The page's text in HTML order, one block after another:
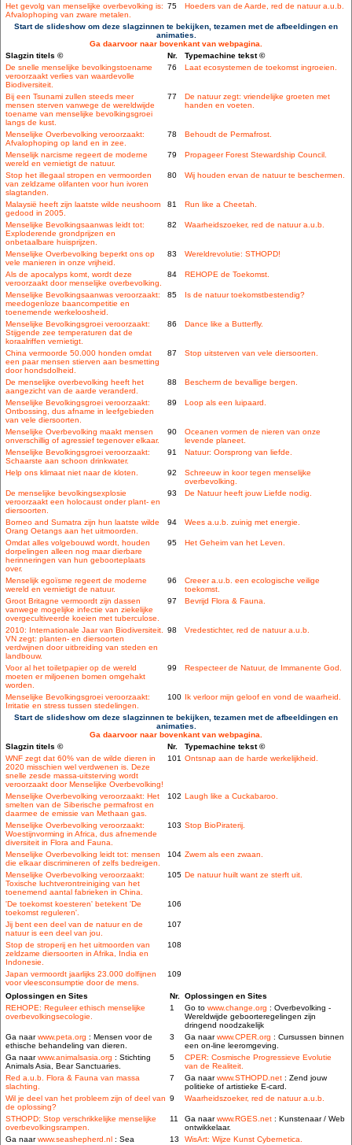
Het gevolg van menselijke overbevolking is:
Afvalophoping van zware metalen.
75 Hoeders van de Aarde, red de natuur a.u.b.
Start de slideshow om deze slagzinnen te bekijken, tezamen met de afbeeldingen en
animaties.
Ga daarvoor naar bovenkant van webpagina.
Slagzin titels ©
Nr.
Typemachine tekst ©
De snelle menselijke bevolkingstoename
veroorzaakt verlies van waardevolle
Biodiversiteit.
76 Laat ecosystemen de toekomst ingroeien.
Bij een Tsunami zullen steeds meer
mensen sterven vanwege de wereldwijde
toename van menselijke bevolkingsgroei
langs de kust.
77
De natuur zegt: vriendelijke groeten met
handen en voeten.
Menselijke Overbevolking veroorzaakt:
Afvalophoping op land en in zee.
78 Behoudt de Permafrost.
Menselijk narcisme regeert de moderne
wereld en vernietigt de natuur.
79 Propageer Forest Stewardship Council.
Stop het illegaal stropen en vermoorden
van zeldzame olifanten voor hun ivoren
slagtanden.
80 Wij houden ervan de natuur te beschermen.
Malaysië heeft zijn laatste wilde neushoorn
gedood in 2005.
81 Run like a Cheetah.
Menselijke Bevolkingsaanwas leidt tot:
Exploderende grondprijzen en
onbetaalbare huisprijzen.
82 Waarheidszoeker, red de natuur a.u.b.
Menselijke Overbevolking beperkt ons op
vele manieren in onze vrijheid.
83 Wereldrevolutie: STHOPD!
Als de apocalyps komt, wordt deze
veroorzaakt door menselijke overbevolking.
84 REHOPE de Toekomst.
Menselijke Bevolkingsaanwas veroorzaakt:
meedogenloze baancompetitie en
toenemende werkeloosheid.
85 Is de natuur toekomstbestendig?
Menselijke Bevolkingsgroei veroorzaakt:
Stijgende zee temperaturen dat de
koraalriffen vernietigt.
86 Dance like a Butterfly.
China vermoorde 50.000 honden omdat
een paar mensen stierven aan besmetting
door hondsdolheid.
87 Stop uitsterven van vele diersoorten.
De menselijke overbevolking heeft het
aangezicht van de aarde veranderd.
88 Bescherm de bevallige bergen.
Menselijke Bevolkingsgroei veroorzaakt:
Ontbossing, dus afname in leefgebieden
van vele diersoorten.
89 Loop als een luipaard.
Menselijke Overbevolking maakt mensen
onverschillig of agressief tegenover elkaar.
90
Oceanen vormen de nieren van onze
levende planeet.
Menselijke Bevolkingsgroei veroorzaakt:
Schaarste aan schoon drinkwater.
91 Natuur: Oorsprong van liefde.
Help ons klimaat niet naar de kloten. 92
Schreeuw in koor tegen menselijke
overbevolking.
De menselijke bevolkingsexplosie
veroorzaakt een holocaust onder plant- en
diersoorten.
93 De Natuur heeft jouw Liefde nodig.
Borneo and Sumatra zijn hun laatste wilde
Orang Oetangs aan het uitmoorden.
94 Wees a.u.b. zuinig met energie.
Omdat alles volgebouwd wordt, houden
dorpelingen alleen nog maar dierbare
herinneringen van hun geboorteplaats
over.
95 Het Geheim van het Leven.
Menselijk egoïsme regeert de moderne
wereld en vernietigt de natuur.
96
Creeer a.u.b. een ecologische veilige
toekomst.
Groot Britagne vermoordt zijn dassen
vanwege mogelijke infectie van ziekelijke
overgecultiveerde koeien met tuberculose.
97 Bevrijd Flora & Fauna.
2010: Internationale Jaar van Biodiversiteit.
VN zegt: planten- en diersoorten
verdwijnen door uitbreiding van steden en
landbouw.
98 Vredestichter, red de natuur a.u.b.
Voor al het toiletpapier op de wereld
moeten er miljoenen bomen omgehakt
worden.
99 Respecteer de Natuur, de Immanente God.
Menselijke Bevolkingsgroei veroorzaakt:
Irritatie en stress tussen stedelingen.
100 Ik verloor mijn geloof en vond de waarheid.
Start de slideshow om deze slagzinnen te bekijken, tezamen met de afbeeldingen en
animaties.
Ga daarvoor naar bovenkant van webpagina.
Slagzin titels ©
Nr.
Typemachine tekst ©
WNF zegt dat 60% van de wilde dieren in
2020 misschien wel verdwenen is. Deze
snelle zesde massa-uitsterving wordt
veroorzaakt door Menselijke Overbevolking!
101 Ontsnap aan de harde werkelijkheid.
Menselijke Overbevolking veroorzaakt: Het
smelten van de Siberische permafrost en
daarmee de emissie van Methaan gas.
102 Laugh like a Cuckabaroo.
Menselijke Overbevolking veroorzaakt:
Woestijnvorming in Africa, dus afnemende
diversiteit in Flora and Fauna.
103 Stop BioPiraterij.
Menselijke Overbevolking leidt tot: mensen
die elkaar discrimineren of zelfs bedreigen.
104 Zwem als een zwaan.
Menselijke Overbevolking veroorzaakt:
Toxische luchtverontreiniging van het
toenemend aantal fabrieken in China.
105 De natuur huilt want ze sterft uit.
'De toekomst koesteren' betekent 'De
toekomst reguleren'.
106
Jij bent een deel van de natuur en de
natuur is een deel van jou.
107
Stop de stroperij en het uitmoorden van
zeldzame diersoorten in Afrika, India en
Indonesie.
108
Japan vermoordt jaarlijks 23.000 dolfijnen
voor vleesconsumptie door de mens.
109
Oplossingen en Sites Nr. Oplossingen en Sites
REHOPE: Reguleer ethisch menselijke
overbevolkingsecologie.
1 Go to www.change.org : Overbevolking -
Wereldwijde geboorteregelingen zijn
dringend noodzakelijk
Ga naarwww.peta.org : Mensen voor de
ethische behandeling van dieren.
3 Ga naarwww.CPER.org : Cursussen binnen
een on-line leeromgeving.
Ga naarwww.animalsasia.org : Stichting
Animals Asia, Bear Sanctuaries.
5
CPER: Cosmische Progressieve Evolutie
van de Realiteit.
Red a.u.b. Flora & Fauna van massa
slachting.
7 Ga naarwww.STHOPD.net : Zend jouw
politieke of artistieke E-card.
Wil je deel van het probleem zijn of deel van
de oplossing?
9 Waarheidszoeker, red de natuur a.u.b.
STHOPD: Stop verschrikkelijke menselijke
overbevolkingsrampen.
11 Ga naarwww.RGES.net : Kunstenaar / Web
ontwikkelaar.
Ga naarwww.seashepherd.nl : Sea
13 WisArt: Wijze Kunst Cybernetica.